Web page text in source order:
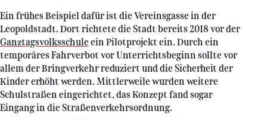
Ein frühes Beispiel dafür ist die Vereinsgasse in der
Leopoldstadt. Dort richtete die Stadt bereits 2018 vor der
Ganztagsvolksschuleein Pilotprojekt ein. Durch ein
temporäres Fahrverbot vor Unterrichtsbeginn sollte vor
allem der Bringverkehr reduziert und die Sicherheit der
Kinder erhöht werden. Mittlerweile wurden weitere
Schulstraßen eingerichtet, das Konzept fand sogar
Eingang in die Straßenverkehrsordnung.